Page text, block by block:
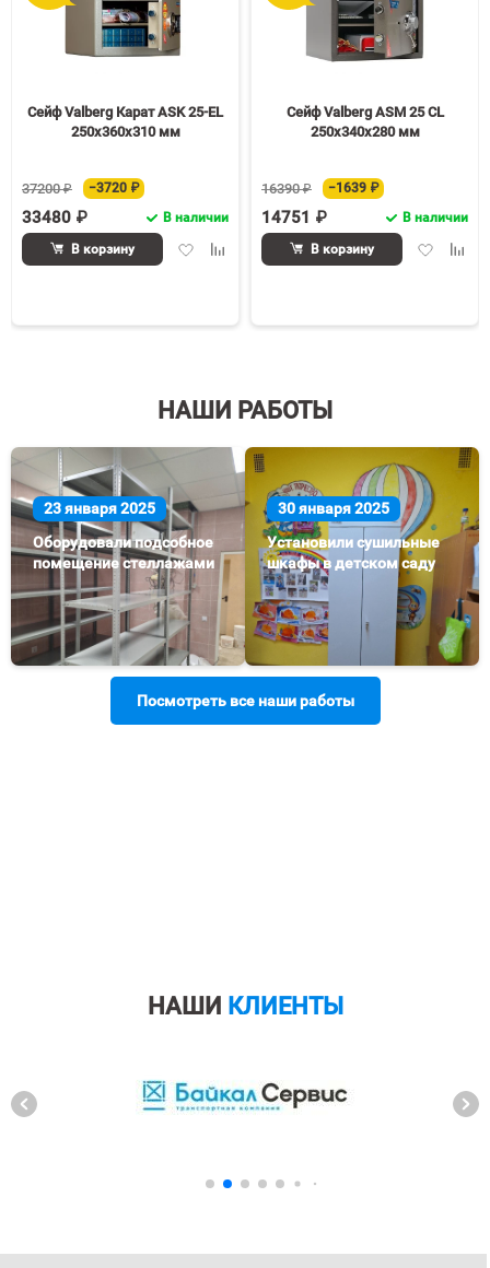
Сейф Valberg Карат ASK 25-EL
250x360x310 мм
37200 ₽ −3720 ₽
33480 ₽ В наличии
ДобавитьДобавить
В корзину
Сейф Valberg ASM 25 CL
250x340x280 мм
16390 ₽ −1639 ₽
14751 ₽ В наличии
Добавить
В корзину
НАШИ РАБОТЫ
23 января 2025
Оборудовали подсобное
помещение стеллажами
30 января 2025
Установили сушильные
шкафы в детском саду
Посмотреть все наши работы
НАШИ КЛИЕНТЫ